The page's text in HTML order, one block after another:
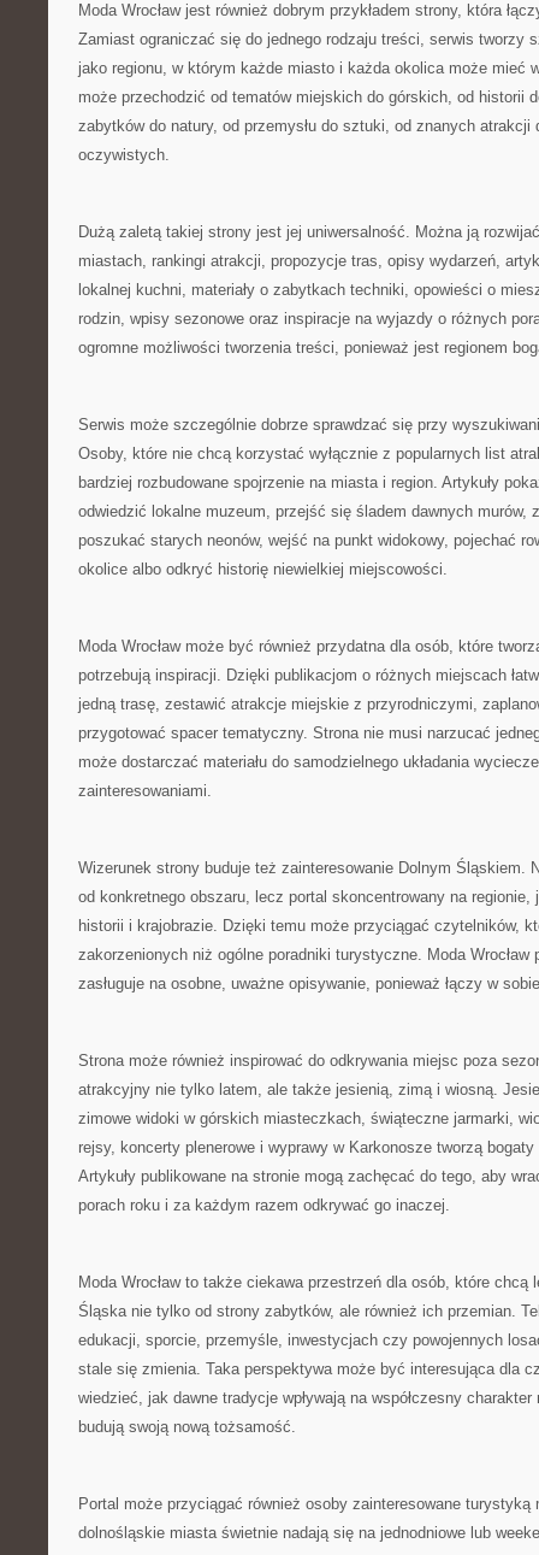
Moda Wrocław jest również dobrym przykładem strony, która
Zamiast ograniczać się do jednego rodzaju treści, serwis tworzy
jako regionu, w którym każde miasto i każda okolica może mieć
może przechodzić od tematów miejskich do górskich, od historii
zabytków do natury, od przemysłu do sztuki, od znanych atrakcji
oczywistych.
Dużą zaletą takiej strony jest jej uniwersalność. Można ją
miastach, rankingi atrakcji, propozycje tras, opisy wydarzeń,
lokalnej kuchni, materiały o zabytkach techniki, opowieści o
rodzin, wpisy sezonowe oraz inspiracje na wyjazdy o różnych
ogromne możliwości tworzenia treści, ponieważ jest regionem
Serwis może szczególnie dobrze sprawdzać się przy
Osoby, które nie chcą korzystać wyłącznie z popularnych list
bardziej rozbudowane spojrzenie na miasta i region. Artykuły
odwiedzić lokalne muzeum, przejść się śladem dawnych murów,
poszukać starych neonów, wejść na punkt widokowy, pojechać
okolice albo odkryć historię niewielkiej miejscowości.
Moda Wrocław może być również przydatna dla osób, które
potrzebują inspiracji. Dzięki publikacjom o różnych miejscach
jedną trasę, zestawić atrakcje miejskie z przyrodniczymi,
przygotować spacer tematyczny. Strona nie musi narzucać
może dostarczać materiału do samodzielnego układania
zainteresowaniami.
Wizerunek strony buduje też zainteresowanie Dolnym Śląskiem.
od konkretnego obszaru, lecz portal skoncentrowany na
historii i krajobrazie. Dzięki temu może przyciągać czytelników,
zakorzenionych niż ogólne poradniki turystyczne. Moda
zasługuje na osobne, uważne opisywanie, ponieważ łączy w
Strona może również inspirować do odkrywania miejsc poza
atrakcyjny nie tylko latem, ale także jesienią, zimą i wiosną.
zimowe widoki w górskich miasteczkach, świąteczne jarmarki,
rejsy, koncerty plenerowe i wyprawy w Karkonosze tworzą
Artykuły publikowane na stronie mogą zachęcać do tego, aby
porach roku i za każdym razem odkrywać go inaczej.
Moda Wrocław to także ciekawa przestrzeń dla osób, które chcą
Śląska nie tylko od strony zabytków, ale również ich przemian.
edukacji, sporcie, przemyśle, inwestycjach czy powojennych
stale się zmienia. Taka perspektywa może być interesująca dla
wiedzieć, jak dawne tradycje wpływają na współczesny
budują swoją nową tożsamość.
Portal może przyciągać również osoby zainteresowane turystyką
dolnośląskie miasta świetnie nadają się na jednodniowe lub